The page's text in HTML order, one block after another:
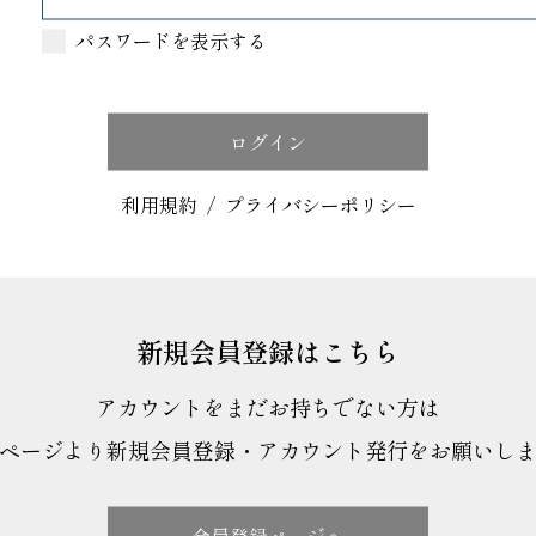
パスワードを表示する
利用規約 / プライバシーポリシー
新規会員登録はこちら
アカウントをまだお持ちでない方は
ージより新規会員登録・アカウント発行をお願いし